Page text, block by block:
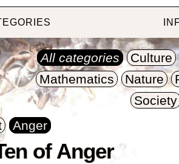
All categories Culture
Mathematics
Nature
Society
Anger
of Anger